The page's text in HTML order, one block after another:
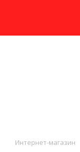
Интернет-магазин